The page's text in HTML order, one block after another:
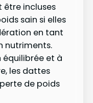
être incluses
sain si elles
en tant
nutriments.
et à
les dattes
de poids